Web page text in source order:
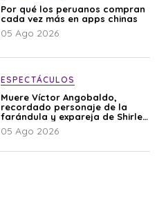
Por qué los peruanos compran
cada vez más en apps chinas
05 Ago 2026
ESPECTÁCULOS
Muere Víctor Angobaldo,
recordado personaje de la
farándula y expareja de Shirley
Cherres
05 Ago 2026